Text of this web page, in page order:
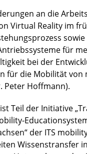
an die
Virtual Reality im
für
bei der
für die Mobilität von
Peter Hoffmann).
Teil der Initiative
der ITS
Wissenstransfer